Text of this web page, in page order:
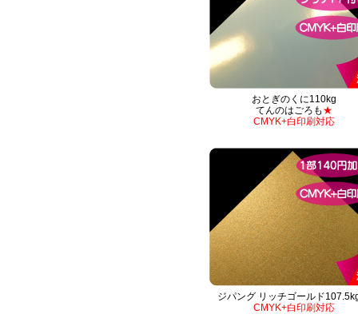
おとぎのくに110kg
てんのはごろも ★
CMYK+白印刷対応
ジパング リッチゴールド
CMYK+白印刷対応